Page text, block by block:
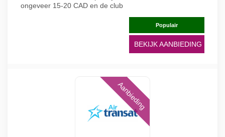
ongeveer 15-20 CAD en de club
Populair
BEKIJK AANBIEDING
Aanbieding